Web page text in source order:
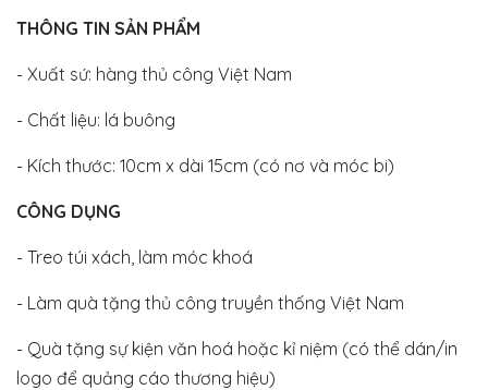
THÔNG TIN SẢN PHẨM
- Xuất sứ: hàng thủ công Việt Nam
- Chất liệu: lá buông
- Kích thước: 10cm x dài 15cm (có nơ và móc bi)
CÔNG DỤNG
- Treo túi xách, làm móc khoá
- Làm quà tặng thủ công truyền thống Việt Nam
- Quà tặng sự kiện văn hoá hoặc kỉ niệm (có thể dán/in
logo để quảng cáo thương hiệu)